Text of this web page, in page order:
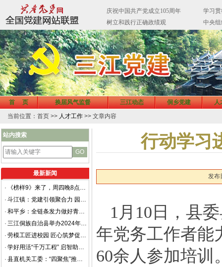
首 页 换届风气监督 三江动态 侗乡党建
人
当前位置：首页 >> 人才工作 >> 文章内容
站内搜索
最新新闻
·
《榜样9》来了，周四晚8点档锁定CCTV-1
·
斗江镇：党建引领聚合力 园区自治促文明
·
和平乡：全链条发力做好青年干部培育工作
·
三江侗族自治县举办2024年致富带头人培训班
·
劳模工匠进校园 匠心筑梦促成长
·
学好用活“千万工程” 启智助力乡村振兴
·
县直机关工委：“四聚焦”推动机关党建高质量发展
行动学习
发布
1月10日，县
年党务工作者能
60余人参加培训